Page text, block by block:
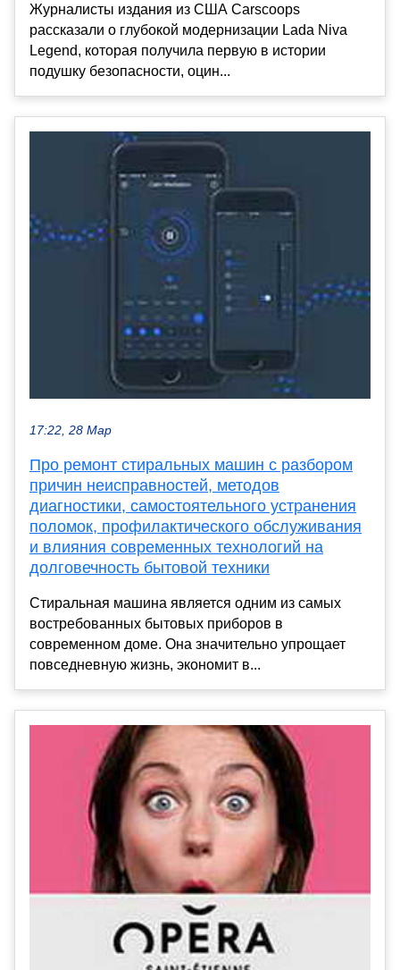
Журналисты издания из США Carscoops
рассказали о глубокой модернизации Lada Niva
Legend, которая получила первую в истории
подушку безопасности, оцин...
17:22, 28 Мар
Про ремонт стиральных машин с разбором
причин неисправностей, методов
диагностики, самостоятельного устранения
поломок, профилактического обслуживания
и влияния современных технологий на
долговечность бытовой техники
Стиральная машина является одним из самых
востребованных бытовых приборов в
современном доме. Она значительно упрощает
повседневную жизнь, экономит в...